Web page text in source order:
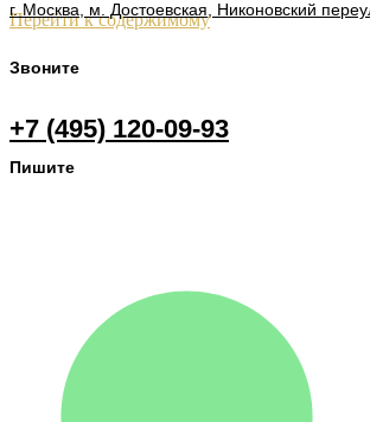
Перейти к содержимому
г. Москва, м. Достоевская, Никоновский
Звоните
+7 (495) 120-09-93
Пишите